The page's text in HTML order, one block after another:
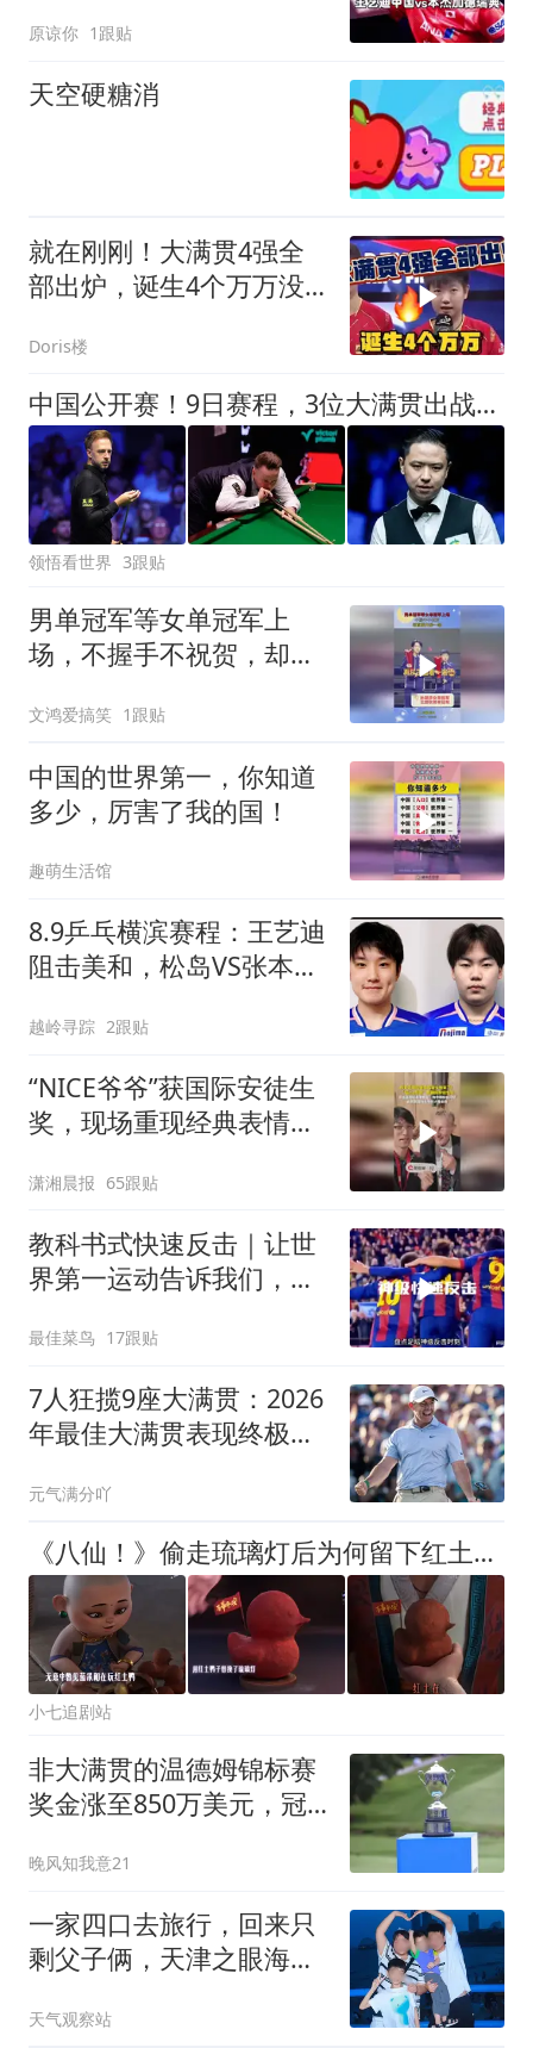
原谅你 1跟贴
天空硬糖消
就在刚刚！大满贯4强全
部出炉，诞生4个万万没
Doris楼
中国公开赛！9日赛程，3位大满贯出战，肖国栋VS麦吉尔，冲击16强
领悟看世界 3跟贴
男单冠军等女单冠军上
场，不握手不祝贺，却直
文鸿爱搞笑 1跟贴
中国的世界第一，你知道
多少，厉害了我的国！
趣萌生活馆
8.9乒乓横滨赛程：王艺迪
阻击美和，松岛VS张本智
越岭寻踪 2跟贴
“NICE爷爷”获国际安徒生
奖，现场重现经典表情
潇湘晨报 65跟贴
教科书式快速反击｜让世
界第一运动告诉我们，什
最佳菜鸟 17跟贴
7人狂揽9座大满贯：2026
年最佳大满贯表现终极排
元气满分吖
《八仙！》偷走琉璃灯后为何留下红土鸭？导演回复了，不是挑衅杨戬，而是祝福
小七追剧站
非大满贯的温德姆锦标赛
奖金涨至850万美元，冠
晚风知我意21
一家四口去旅行，回来只
剩父子俩，天津之眼海河
天气观察站